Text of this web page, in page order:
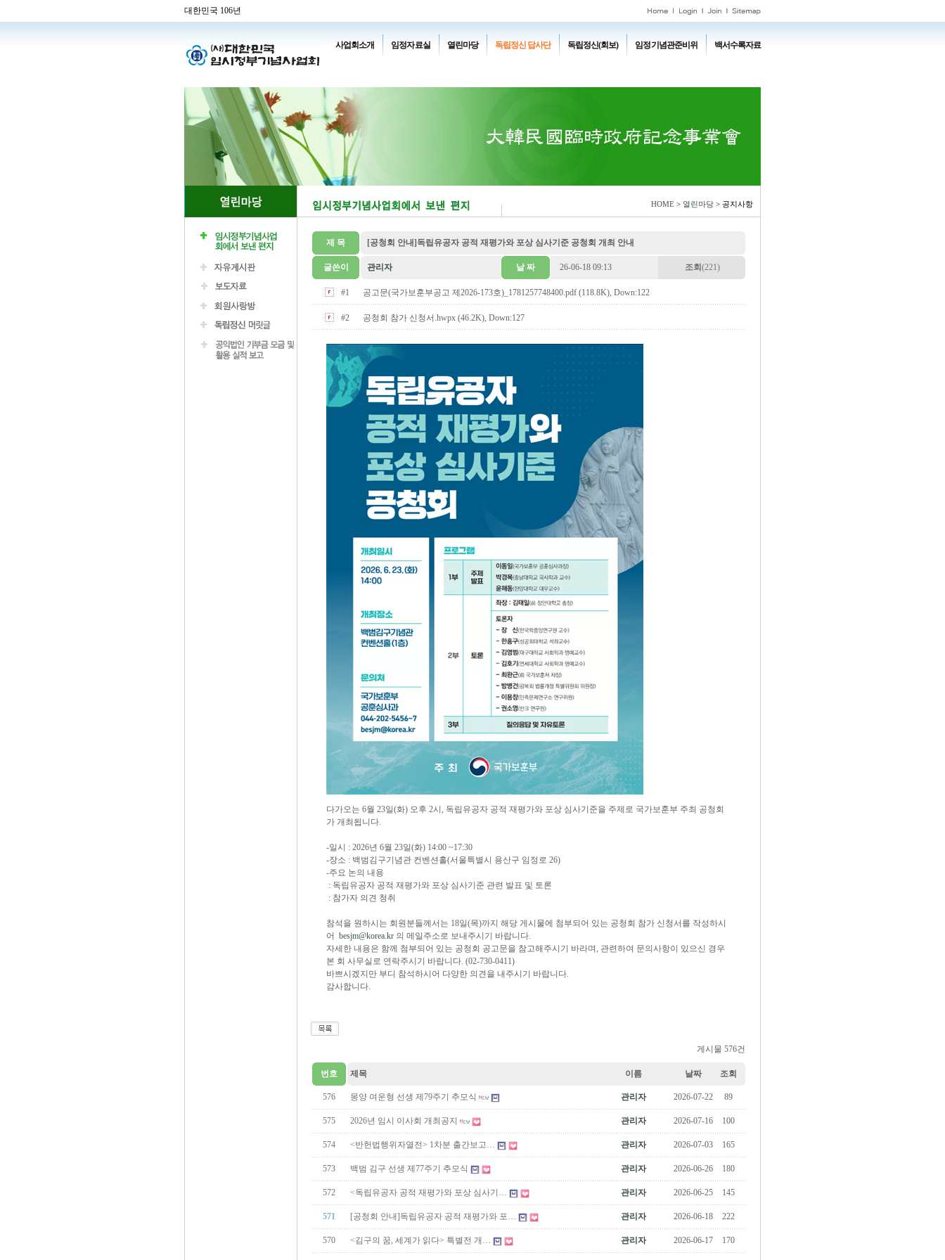
대한민국 106년
사업회소개 임정자료실 열린마당 독립정신 답사단 독립정신(회보) 임정기념관준비위 백서수록자료
HOME > 열린마당 > 공지사항
제 목 [공청회 안내]독립유공자 공적 재평가와 포상 심사기준 공청회 개최 안내
글쓴이 관리자 날 짜 26-06-18 09:13 조회 (221)
#1 공고문(국가보훈부공고 제2026-173호)_1781257748400.pdf (118.8K), Down:122
#2 공청회 참가 신청서.hwpx (46.2K), Down:127
다가오는 6월 23일(화) 오후 2시, 독립유공자 공적 재평가와 포상 심사기준을 주제로 국가보훈부 주최 공청회
가 개최됩니다.
-일시 : 2026년 6월 23일(화) 14:00 ~17:30
-장소 : 백범김구기념관 컨벤션홀(서울특별시 용산구 임정로 26)
-주요 논의 내용
: 독립유공자 공적 재평가와 포상 심사기준 관련 발표 및 토론
: 참가자 의견 청취
참석을 원하시는 회원분들께서는 18일(목)까지 해당 게시물에 첨부되어 있는 공청회 참가 신청서를 작성하시
어 besjm@korea.kr 의 메일주소로 보내주시기 바랍니다.
자세한 내용은 함께 첨부되어 있는 공청회 공고문을 참고해주시기 바라며, 관련하여 문의사항이 있으신 경우
본 회 사무실로 연락주시기 바랍니다. (02-730-0411)
바쁘시겠지만 부디 참석하시어 다양한 의견을 내주시기 바랍니다.
감사합니다.
게시물 576건
번호 제목 이름 날짜 조회
576 몽양 여운형 선생 제79주기 추모식 관리자 2026-07-22 89
575 2026년 임시 이사회 개최공지 관리자 2026-07-16 100
574 <반헌법행위자열전> 1차분 출간보고… 관리자 2026-07-03 165
573 백범 김구 선생 제77주기 추모식 관리자 2026-06-26 180
572 <독립유공자 공적 재평가와 포상 심사기… 관리자 2026-06-25 145
571 [공청회 안내]독립유공자 공적 재평가와 포… 관리자 2026-06-18 222
570 <김구의 꿈, 세계가 읽다> 특별전 개… 관리자 2026-06-17 170